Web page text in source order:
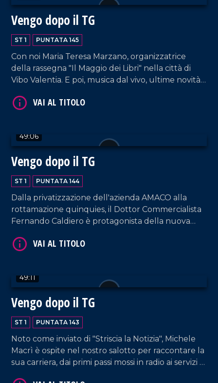
Vengo dopo il TG
ST 1 PUNTATA 145
Con noi Maria Teresa Marzano, organizzatrice
della rassegna "Il Maggio dei Libri" nella città di
Vibo Valentia. E poi, musica dal vivo, ultime novità
salotto pomeridiano.
49:06
Vengo dopo il TG
ST 1 PUNTATA 144
Dalla privatizzazione dell'azienda AMACO alla
rottamazione quinquies, il Dottor Commercialista
Fernando Caldiero è protagonista della nuova
49:11
Vengo dopo il TG
ST 1 PUNTATA 143
Noto come inviato di "Striscia la Notizia", Michele
Macrì è ospite nel nostro salotto per raccontare la
sua carriera, dai primi passi mossi in radio ai servizi di
VAI AL TITOLO